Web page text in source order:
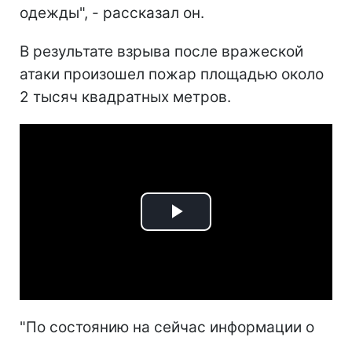
одежды", - рассказал он.
В результате взрыва после вражеской
атаки произошел пожар площадью около
2 тысяч квадратных метров.
Play
"По состоянию на сейчас информации о